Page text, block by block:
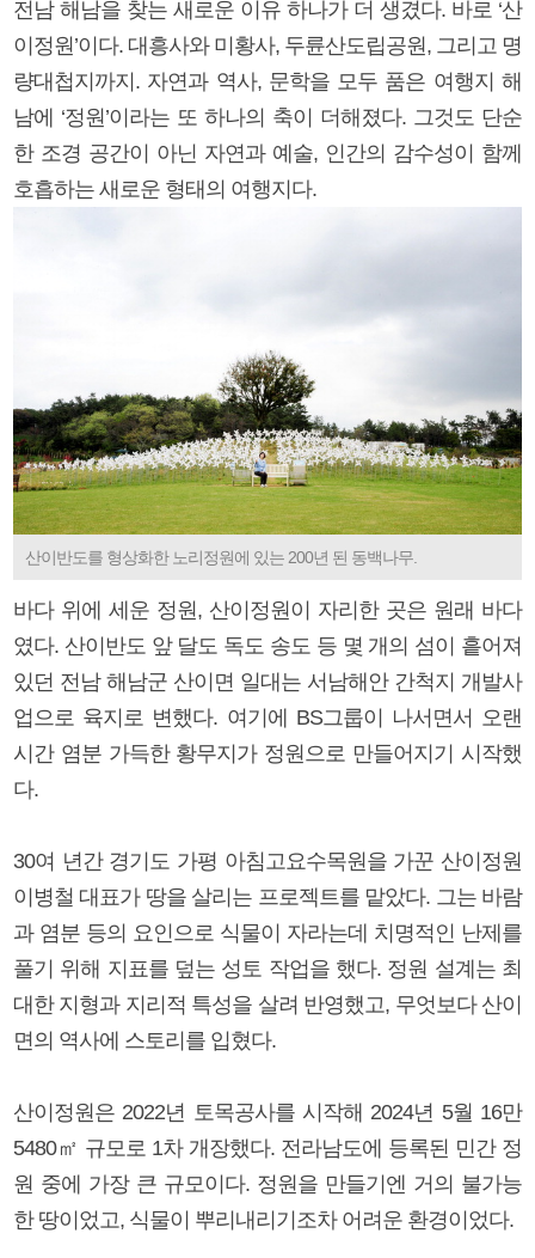
전남 해남을 찾는 새로운 이유 하나가 더 생겼다. 바로 ‘산
이정원’이다. 대흥사와 미황사, 두륜산도립공원, 그리고 명
량대첩지까지. 자연과 역사, 문학을 모두 품은 여행지 해
남에 ‘정원’이라는 또 하나의 축이 더해졌다. 그것도 단순
한 조경 공간이 아닌 자연과 예술, 인간의 감수성이 함께
호흡하는 새로운 형태의 여행지다.
산이반도를 형상화한 노리정원에 있는 200년 된 동백나무.
바다 위에 세운 정원, 산이정원이 자리한 곳은 원래 바다
였다. 산이반도 앞 달도 독도 송도 등 몇 개의 섬이 흩어져
있던 전남 해남군 산이면 일대는 서남해안 간척지 개발사
업으로 육지로 변했다. 여기에 BS그룹이 나서면서 오랜
시간 염분 가득한 황무지가 정원으로 만들어지기 시작했
다.
30여 년간 경기도 가평 아침고요수목원을 가꾼 산이정원
이병철 대표가 땅을 살리는 프로젝트를 맡았다. 그는 바람
과 염분 등의 요인으로 식물이 자라는데 치명적인 난제를
풀기 위해 지표를 덮는 성토 작업을 했다. 정원 설계는 최
대한 지형과 지리적 특성을 살려 반영했고, 무엇보다 산이
면의 역사에 스토리를 입혔다.
산이정원은 2022년 토목공사를 시작해 2024년 5월 16만
5480㎡ 규모로 1차 개장했다. 전라남도에 등록된 민간 정
원 중에 가장 큰 규모이다. 정원을 만들기엔 거의 불가능
한 땅이었고, 식물이 뿌리내리기조차 어려운 환경이었다.